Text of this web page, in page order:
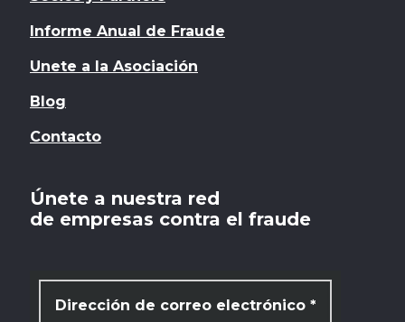
Informe Anual de Fraude
Unete a la Asociación
Blog
Contacto
Únete a nuestra red
de empresas contra el fraude